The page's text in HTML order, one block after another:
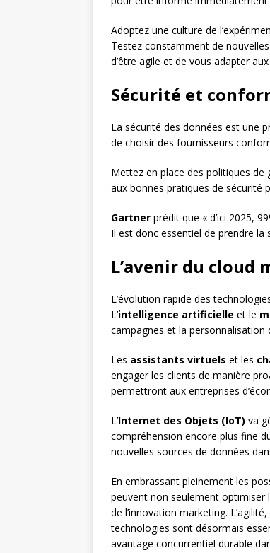
Adoptez une culture de
Testez constamment de
d’être agile et de vous adapter
Sécurité et
La sécurité des données est une
de choisir des fournisseurs
Mettez en place des politiques
aux bonnes pratiques de sécurité
Gartner prédit que « d’ici 2025,
Il est donc essentiel de prendre
L’avenir du cloud
L’évolution rapide des
L’intelligence artificielle et le
campagnes et la personnalisation
Les assistants virtuels et les
engager les clients de manière
permettront aux entreprises
L’Internet des Objets (IoT) va
compréhension encore plus fine
nouvelles sources de données
En embrassant pleinement les
peuvent non seulement optimiser
de l’innovation marketing.
technologies sont désormais
avantage concurrentiel durable